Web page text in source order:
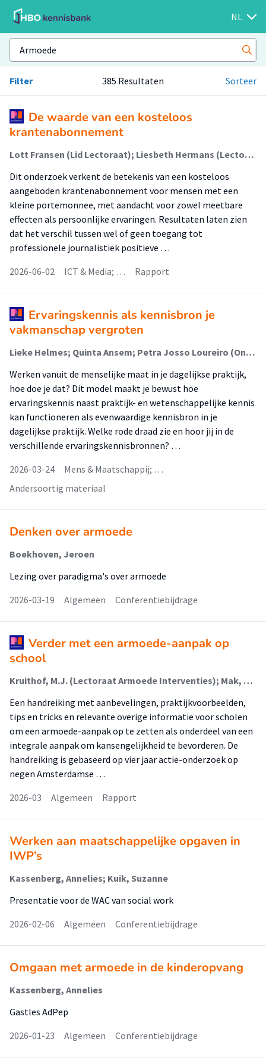
NL
Filter 385 Resultaten Sorteer
De waarde van een kosteloos
krantenabonnement
Lott Fransen (Lid Lectoraat); Liesbeth Hermans (Lector); Niek Hietbrink (Lid Lectoraat)
Dit onderzoek verkent de betekenis van een kosteloos
aangeboden krantenabonnement voor mensen met een
kleine portemonnee, met aandacht voor zowel meetbare
effecten als persoonlijke ervaringen. Resultaten laten zien
dat het verschil tussen wel of geen toegang tot
professionele journalistiek positieve …
2026-06-02
ICT & Media; … Rapport
Ervaringskennis als kennisbron je
vakmanschap vergroten
Lieke Helmes; Quinta Ansem; Petra Josso Loureiro (Onderzoeker)
Werken vanuit de menselijke maat in je dagelijkse praktijk,
hoe doe je dat? Dit model maakt je bewust hoe
ervaringskennis naast praktijk- en wetenschappelijke kennis
kan functioneren als evenwaardige kennisbron in je
dagelijkse praktijk. Welke rode draad zie en hoor jij in de
verschillende ervaringskennisbronnen? …
2026-03-24
Mens & Maatschappij; …
Andersoortig materiaal
Denken over armoede
Boekhoven, Jeroen
Lezing over paradigma's over armoede
2026-03-19
Algemeen Conferentiebijdrage
Verder met een armoede-aanpak op
school
Kruithof, M.J. (Lectoraat Armoede Interventies); Mak, J. (Lectoraat Armoede Interventies); Custers, A.L. (Lectoraat Armoede Interventies)
Een handreiking met aanbevelingen, praktijkvoorbeelden,
tips en tricks en relevante overige informatie voor scholen
om een armoede-aanpak op te zetten als onderdeel van een
integrale aanpak om kansengelijkheid te bevorderen. De
handreiking is gebaseerd op vier jaar actie-onderzoek op
negen Amsterdamse …
2026-03
Algemeen Rapport
Werken aan maatschappelijke opgaven in
IWP’s
Kassenberg, Annelies; Kuik, Suzanne
Presentatie voor de WAC van social work
2026-02-06
Algemeen Conferentiebijdrage
Omgaan met armoede in de kinderopvang
Kassenberg, Annelies
Gastles AdPep
2026-01-23
Algemeen Conferentiebijdrage